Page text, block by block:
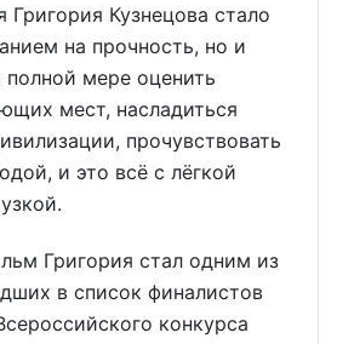
Григория Кузнецова стало
на прочность, но и
мере оценить
мест, насладиться
прочувствовать
и это всё с лёгкой
Григория стал одним из
в список финалистов
конкурса